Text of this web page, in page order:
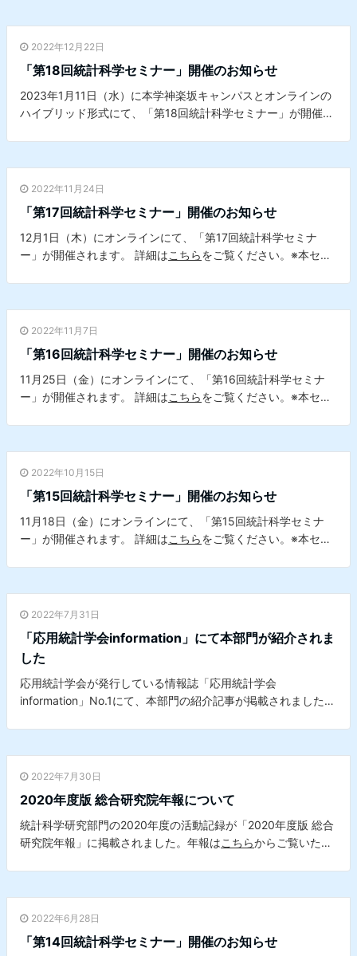
2022年12月22日
「第18回統計科学セミナー」開催のお知らせ
2023年1月11日（水）に本学神楽坂キャンパスとオンラインの
ハイブリッド形式にて、「第18回統計科学セミナー」が開催さ
ンスセンターとの共催セミナーです。
2022年11月24日
「第17回統計科学セミナー」開催のお知らせ
12月1日（木）にオンラインにて、「第17回統計科学セミナ
ー」が開催されます。 詳細はこちらをご覧ください。※本セミ
2022年11月7日
「第16回統計科学セミナー」開催のお知らせ
11月25日（金）にオンラインにて、「第16回統計科学セミナ
ー」が開催されます。 詳細はこちらをご覧ください。※本セミ
2022年10月15日
「第15回統計科学セミナー」開催のお知らせ
11月18日（金）にオンラインにて、「第15回統計科学セミナ
ー」が開催されます。 詳細はこちらをご覧ください。※本セミ
2022年7月31日
「応用統計学会information」にて本部門が紹介されま
した
応用統計学会が発行している情報誌「応用統計学会
information」No.1にて、本部門の紹介記事が掲載されました。
2022年7月30日
2020年度版 総合研究院年報について
統計科学研究部門の2020年度の活動記録が「2020年度版 総合
研究院年報」に掲載されました。年報はこちらからご覧いただ
2022年6月28日
「第14回統計科学セミナー」開催のお知らせ